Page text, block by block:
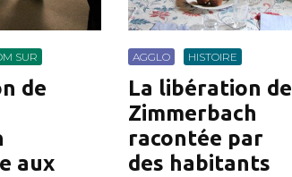
SUR
de
aux
AGGLO HISTOIRE
La libération de
Zimmerbach
racontée par
des habitants